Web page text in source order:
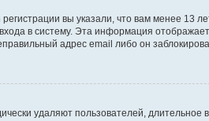
вы указали, что вам менее 13
в систему. Эта информация
адрес email либо он
удаляют пользователей,